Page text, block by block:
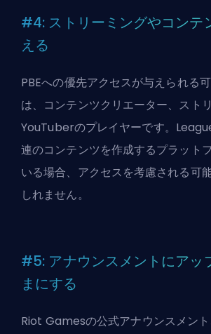
#4: ストリーミングやコンテ
える
PBEへの優先アクセスが与えられる
は、コンテンツクリエーター、スト
YouTuberのプレイヤーです。
連のコンテンツを作成するプラット
いる場合、アクセスを考慮される可
しれません。
#5: アナウンスメントにアッ
まにする
Riot Gamesの公式アナウンスメン